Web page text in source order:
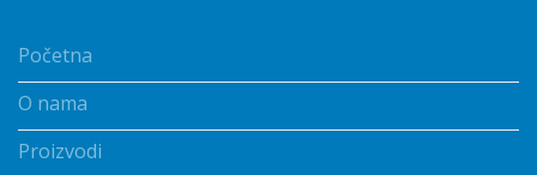
Početna
O nama
Proizvodi